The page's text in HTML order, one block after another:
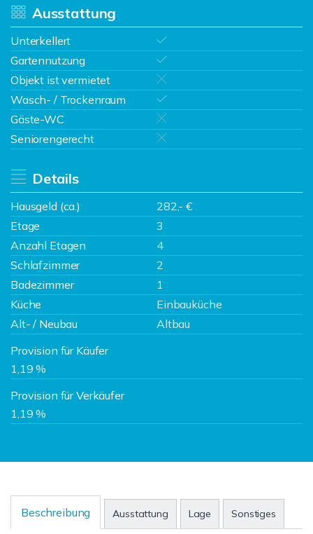
Ausstattung
Unterkellert
Gartennutzung
Objekt ist vermietet
Wasch- / Trockenraum
Gäste-WC
Seniorengerecht
Details
Hausgeld (ca.)
282,- €
Etage
3
Anzahl Etagen
4
Schlafzimmer
2
Badezimmer
1
Küche
Einbauküche
Alt- / Neubau
Altbau
Provision für Käufer
1,19 %
Provision für Verkäufer
1,19 %
Beschreibung Ausstattung Lage Sonstiges